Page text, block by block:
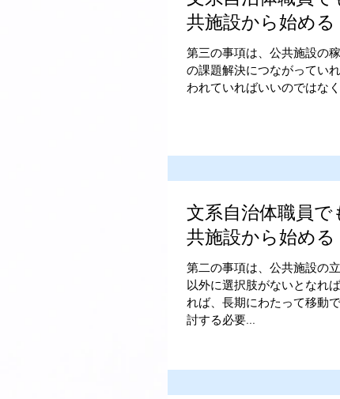
共施設から始める
第三の事項は、公共施設の
の課題解決につながってい
われていればいいのではな
文系自治体職員で
共施設から始める
第二の事項は、公共施設の
以外に選択肢がないとなれ
れば、長期にわたって移動
討する必要...